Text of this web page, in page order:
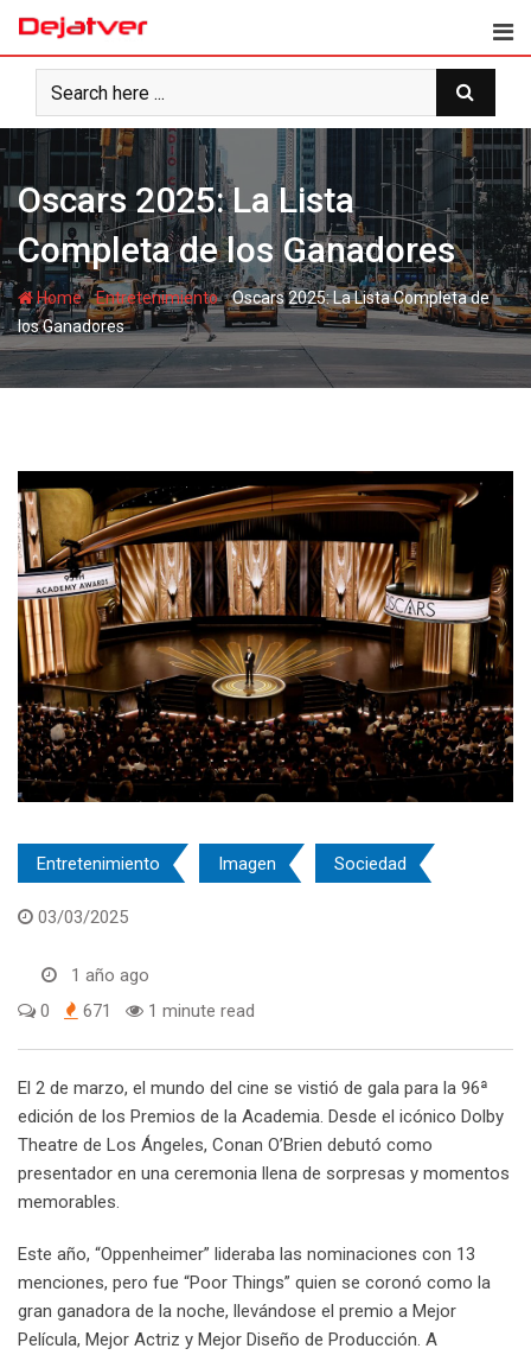
Skip
content
Oscars 2025: La Lista
Completa de los Ganadores
Home-Entretenimiento-Oscars 2025: La Lista Completa de
los Ganadores
Entretenimiento Imagen Sociedad
03/03/2025
1 año ago
0
671 1 minute read
El 2 de marzo, el mundo del cine se vistió de gala para la 96ª
edición de los Premios de la Academia. Desde el icónico Dolby
Theatre de Los Ángeles, Conan O’Brien debutó como
presentador en una ceremonia llena de sorpresas y momentos
memorables.
Este año, “Oppenheimer” lideraba las nominaciones con 13
menciones, pero fue “Poor Things” quien se coronó como la
gran ganadora de la noche, llevándose el premio a Mejor
Película, Mejor Actriz y Mejor Diseño de Producción. A